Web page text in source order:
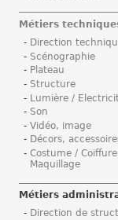
Métiers
Direction
Scénographie
Plateau
Structure
Lumière /
Son
Vidéo, image
Décors,
Costume /
Maquillage
Métiers
Direction de